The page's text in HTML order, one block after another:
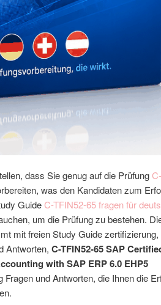
dass Sie genug auf die Prüfung
was den Kandidaten zum
Guide C-TFIN52-65 fragen für
um die Prüfung zu bestehen.
mit freien Study Guide zertifizierung,
Antworten, C-TFIN52-65 SAP
with SAP ERP 6.0 EHP5
und Antworten, die Ihnen die